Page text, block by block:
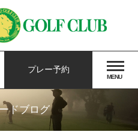
プレー予約
MENU
ドブログ